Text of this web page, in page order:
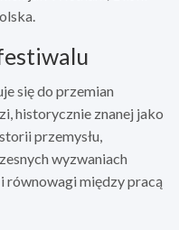
się do przemian
historycznie znanej jako
przemysłu,
wyzwaniach
równowagi między pracą